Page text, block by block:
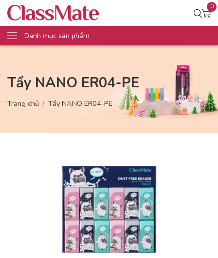
0
Danh mục sản phẩm
Tẩy NANO ER04-PE
Trang chủ Tẩy NANO ER04-PE